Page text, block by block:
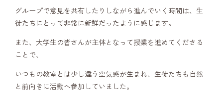
グループで意見を共有したりしながら進んでいく時間は、生
徒たちにとって非常に新鮮だったように感じます。
また、大学生の皆さんが主体となって授業を進めてくださる
ことで、
いつもの教室とは少し違う空気感が生まれ、生徒たちも自然
と前向きに活動へ参加していました。